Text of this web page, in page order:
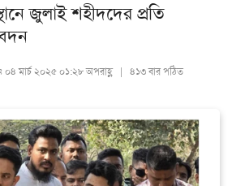
জুলাই শহীদদের প্রতি
০৪ মার্চ ২০২৫ ০১:২৮ অপরাহ্ণ | ৪১৩ বার পঠিত